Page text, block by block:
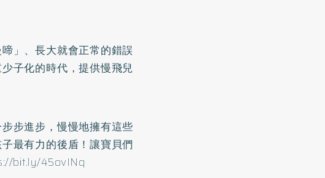
」、長大就會正常的錯誤
子化的時代，提供慢飛兒
步進步，慢慢地擁有這些
最有力的後盾！讓寶貝們
bit.ly/45ovINq